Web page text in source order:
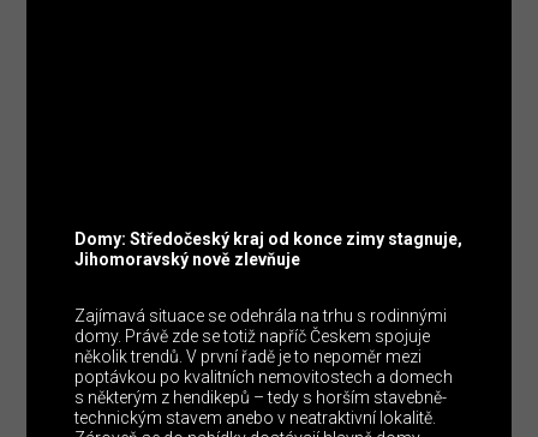
Domy: Středočeský kraj od konce zimy stagnuje,
Jihomoravský nově zlevňuje
Zajímavá situace se odehrála na trhu s rodinnými
domy. Právě zde se totiž napříč Českem spojuje
několik trendů. V první řadě je to nepoměr mezi
poptávkou po kvalitních nemovitostech a domech
s některým z hendikepů – tedy s horším stavebně-
technickým stavem anebo v neatraktivní lokalitě.